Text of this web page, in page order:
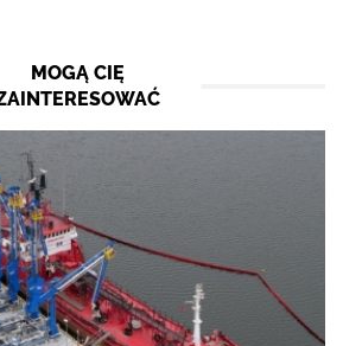
MOGĄ CIĘ